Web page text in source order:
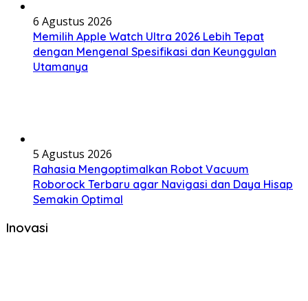
6 Agustus 2026
Memilih Apple Watch Ultra 2026 Lebih Tepat
dengan Mengenal Spesifikasi dan Keunggulan
Utamanya
5 Agustus 2026
Rahasia Mengoptimalkan Robot Vacuum
Roborock Terbaru agar Navigasi dan Daya Hisap
Semakin Optimal
Inovasi